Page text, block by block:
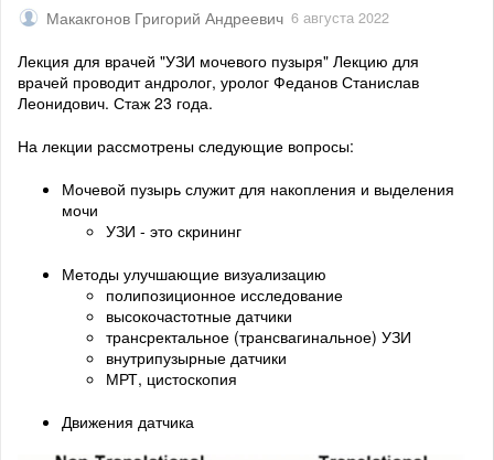
Макакгонов Григорий Андреевич 6 августа 2022
Лекция для врачей "УЗИ мочевого пузыря" Лекцию для
врачей проводит андролог, уролог Феданов Станислав
Леонидович. Стаж 23 года.
На лекции рассмотрены следующие вопросы:
Мочевой пузырь служит для накопления и выделения
мочи
УЗИ - это скрининг
Методы улучшающие визуализацию
полипозиционное исследование
высокочастотные датчики
трансректальное (трансвагинальное) УЗИ
внутрипузырные датчики
МРТ, цистоскопия
Движения датчика